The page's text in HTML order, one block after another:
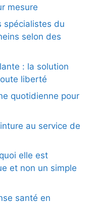
mesure
spécialistes du
selon des
: la solution
liberté
quotidienne pour
au service de
elle est
et non un simple
santé en